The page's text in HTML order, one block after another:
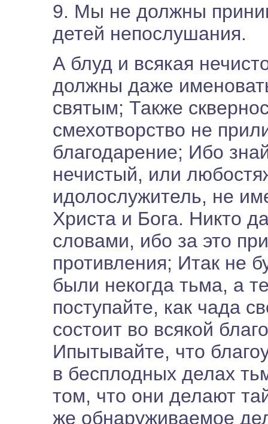
9. Мы не должны
детей непослушания.
А блуд и всякая
должны даже
святым; Также
смехотворство не
благодарение; Ибо
нечистый, или
идолослужитель, не
Христа и Бога. Никто
словами, ибо за это
противления; Итак не
были некогда тьма, а
поступайте, как чада
состоит во всякой
Ипытывайте, что
в бесплодных делах
том, что они делают
же обнаруживаемое